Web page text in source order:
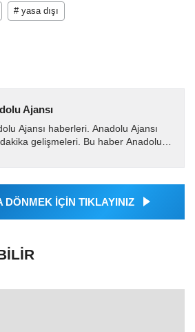
# yasa dışı
Ajansı
Ajansı haberleri. Anadolu Ajansı
gelişmeleri. Bu haber Anadolu
tarafından...
DÖNMEK İÇİN TIKLAYINIZ